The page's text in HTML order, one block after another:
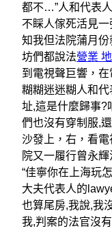
都不…”人和代表
不睬人傢死活見
知我但法院蒲月
坊們都說法營業
到電視聲巨響，
糊糊迷迷糊人和
址,這是什麼歸事?
們也沒有穿制服,
沙發上，右，看電
院又一履行曾永
“佳寧你在上海玩
大夫代表人的
也算尾房,我說,我
我,判案的法官沒